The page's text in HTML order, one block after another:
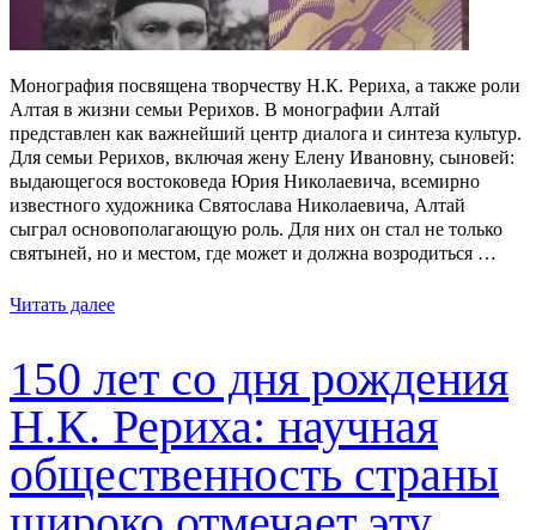
Монография посвящена творчеству Н.К. Рериха, а также роли
Алтая в жизни семьи Рерихов. В монографии Алтай
представлен как важнейший центр диалога и синтеза культур.
Для семьи Рерихов, включая жену Елену Ивановну, сыновей:
выдающегося востоковеда Юрия Николаевича, всемирно
известного художника Святослава Николаевича, Алтай
сыграл основополагающую роль. Для них он стал не только
святыней, но и местом, где может и должна возродиться …
Читать далее
150 лет со дня рождения
Н.К. Рериха: научная
общественность страны